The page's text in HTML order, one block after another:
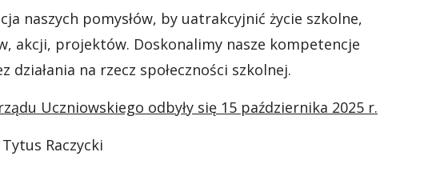
naszych pomysłów, by uatrakcyjnić życie szkolne,
akcji, projektów. Doskonalimy nasze kompetencje
działania na rzecz społeczności szkolnej.
Uczniowskiego odbyły się 15 października 2025 r.
Tytus Raczycki